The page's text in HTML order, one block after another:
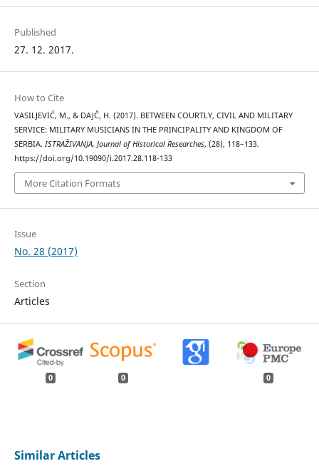
Published
27. 12. 2017.
How to Cite
VASILJEVIĆ, M., & DAJČ, H. (2017). BETWEEN COURTLY, CIVIL AND MILITARY
SERVICE: MILITARY MUSICIANS IN THE PRINCIPALITY AND KINGDOM OF
SERBIA. ISTRAŽIVANJA, Јournal of Historical Researches, (28), 118–133.
https://doi.org/10.19090/i.2017.28.118-133
More Citation Formats
Issue
No. 28 (2017)
Section
Articles
0 0 0
Similar Articles